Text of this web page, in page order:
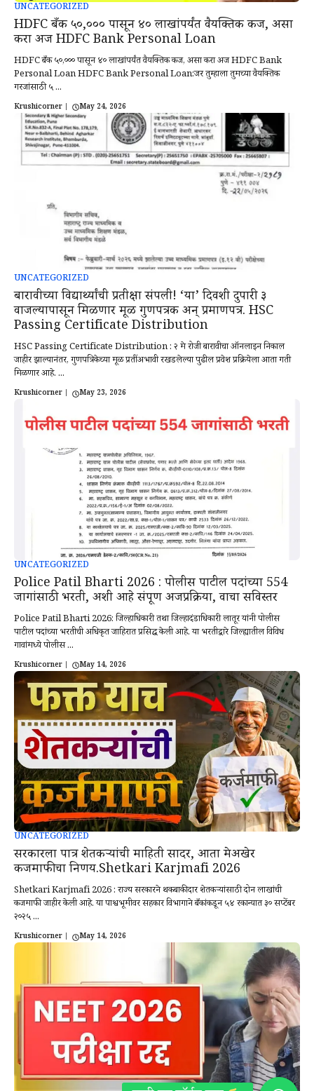
UNCATEGORIZED
HDFC बँक ₹५०,००० पासून ₹४० लाखांपर्यंत वैयक्तिक कर्ज, असा
करा अर्ज HDFC Bank Personal Loan
HDFC बँक ₹५०,००० पासून ₹४० लाखांपर्यंत वैयक्तिक कर्ज, असा करा अर्ज HDFC Bank
Personal Loan HDFC Bank Personal Loan:जर तुम्हाला तुमच्या वैयक्तिक
गरजांसाठी ५ ...
Krushicorner May 24, 2026
UNCATEGORIZED
बारावीच्या विद्यार्थ्यांची प्रतीक्षा संपली! ‘या’ दिवशी दुपारी ३
वाजल्यापासून मिळणार मूळ गुणपत्रक अन् प्रमाणपत्र. HSC
Passing Certificate Distribution
HSC Passing Certificate Distribution : २ मे रोजी बारावीचा ऑनलाईन निकाल
जाहीर झाल्यानंतर, गुणपत्रिकेच्या मूळ प्रतींअभावी रखडलेल्या पुढील प्रवेश प्रक्रियेला आता गती
मिळणार आहे. ...
Krushicorner | May 23, 2026
UNCATEGORIZED
Police Patil Bharti 2026 : पोलीस पाटील पदांच्या 554
जागांसाठी भरती, अशी आहे संपूर्ण अर्जप्रक्रिया, वाचा सविस्तर
Police Patil Bharti 2026: जिल्हाधिकारी तथा जिल्हादंडाधिकारी लातूर यांनी पोलीस
पाटील पदांच्या भरतीची अधिकृत जाहिरात प्रसिद्ध केली आहे. या भरतीद्वारे जिल्ह्यातील विविध
गावांमध्ये पोलीस ...
Krushicorner May 14, 2026
UNCATEGORIZED
सरकारला पात्र शेतकऱ्यांची माहिती सादर, आता मेअखेर
कर्जमाफीचा निर्णय.Shetkari Karjmafi 2026
Shetkari Karjmafi 2026 : राज्य सरकारने थकबाकीदार शेतकऱ्यांसाठी दोन लाखांची
कर्जमाफी जाहीर केली आहे. या पार्श्वभूमीवर सहकार विभागाने बँकांकडून ५४ रकान्यात ३० सप्टेंबर
२०२५ ...
Krushicorner | May 14, 2026